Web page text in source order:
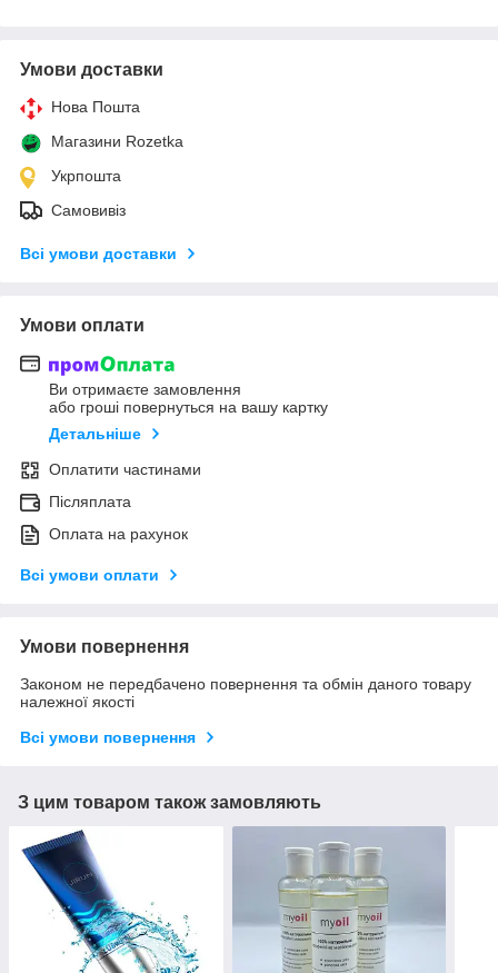
Умови доставки
Нова Пошта
Магазини Rozetka
Укрпошта
Самовивіз
Всі умови доставки
Умови оплати
Ви отримаєте замовлення
або гроші повернуться на вашу картку
Детальніше
Оплатити частинами
Післяплата
Оплата на рахунок
Всі умови оплати
Умови повернення
Законом не передбачено повернення та обмін даного товару
належної якості
Всі умови повернення
З цим товаром також замовляють